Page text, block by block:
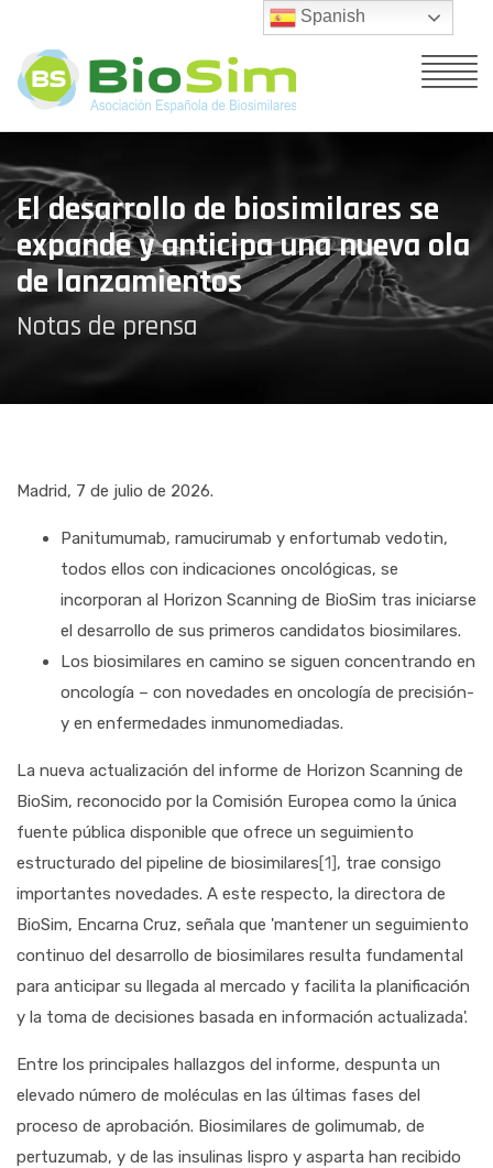
El desarrollo de biosimilares se
expande y anticipa una nueva ola
de lanzamientos
Notas de prensa
Madrid, 7 de julio de 2026.
Panitumumab, ramucirumab y enfortumab vedotin,
todos ellos con indicaciones oncológicas, se
incorporan al Horizon Scanning de BioSim tras iniciarse
el desarrollo de sus primeros candidatos biosimilares.
Los biosimilares en camino se siguen concentrando en
oncología – con novedades en oncología de precisión-
y en enfermedades inmunomediadas.
La nueva actualización del informe de Horizon Scanning de
BioSim, reconocido por la Comisión Europea como la única
fuente pública disponible que ofrece un seguimiento
estructurado del pipeline de biosimilares[1], trae consigo
importantes novedades. A este respecto, la directora de
BioSim, Encarna Cruz, señala que 'mantener un seguimiento
continuo del desarrollo de biosimilares resulta fundamental
para anticipar su llegada al mercado y facilita la planificación
y la toma de decisiones basada en información actualizada'.
Entre los principales hallazgos del informe, despunta un
elevado número de moléculas en las últimas fases del
proceso de aprobación. Biosimilares de golimumab, de
pertuzumab, y de las insulinas lispro y asparta han recibido
Spanish